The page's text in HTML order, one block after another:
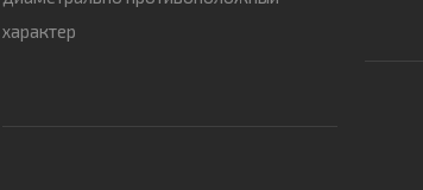
характер